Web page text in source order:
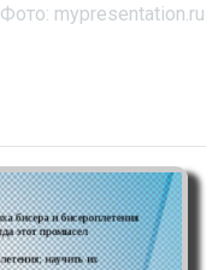
Фото: mypresentation.ru